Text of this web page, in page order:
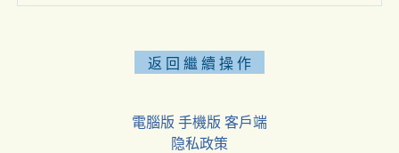
電腦版 手機版 客戶端
隐私政策